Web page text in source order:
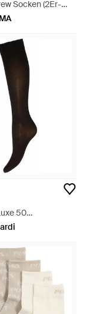
Socken (2Er-
- Schwarz
50
- Schwarz